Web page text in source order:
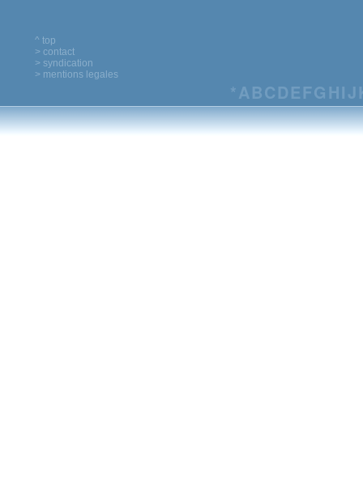
^ top
> contact
> syndication
> mentions legales
*ABCDEFG HIJ